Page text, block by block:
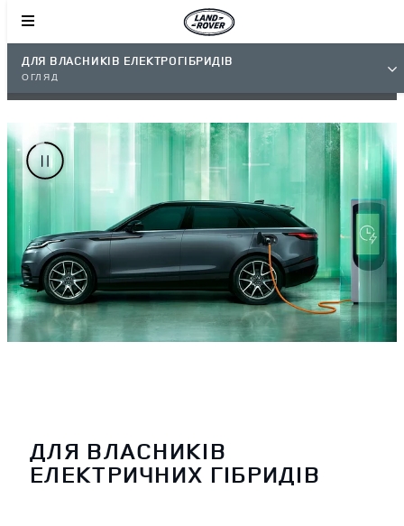
ДЛЯ ВЛАСНИКІВ ЕЛЕКТРОГІБРИДІВ
ОГЛЯД
ДЛЯ ВЛАСНИКІВ
ЕЛЕКТРИЧНИХ ГІБРИДІВ